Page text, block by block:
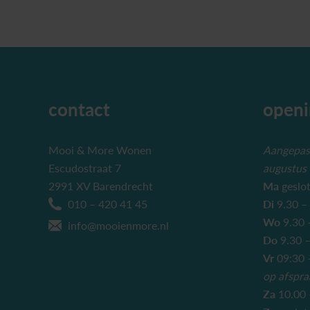
contact
Mooi & More Wonen
Escudostraat 7
2991 XV Barendrecht
010 – 420 41 45
info@mooienmore.nl
augustus
Ma
Di 9.30
Wo 9.30
Do 9.30
Vr 09:30
op
Za 10.00